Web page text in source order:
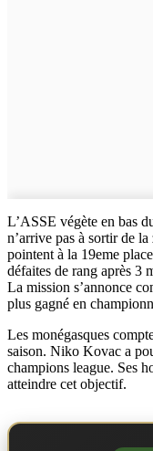
L’ASSE végète en bas
n’arrive pas à sortir de
pointent à la 19eme
défaites de rang après 3
La mission s’annonce
plus gagné en
Les monégasques
saison. Niko Kovac a
champions league. Ses
atteindre cet objectif.